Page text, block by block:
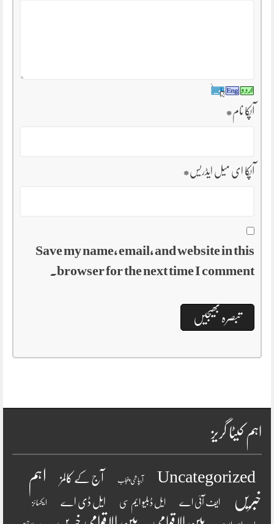
آپکا نام*
آپکا ای میل ایڈریس*
Save my name, email, and website in this
browser for the next time I comment.
اہم کیٹا گریز
Uncategorized آبپاشی پنجاب آج کے کالمز
اہم
خبریں
ایف آئی اے ایل ڈبلیو ایم سی ایل ڈی اے ایکسائز